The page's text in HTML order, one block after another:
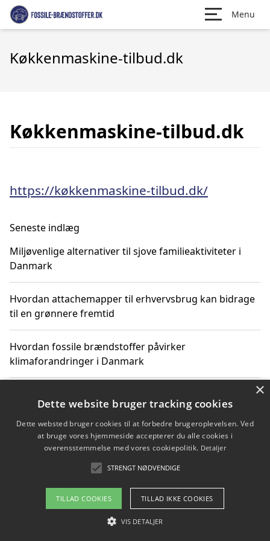
Menu
Køkkenmaskine-tilbud.dk
Køkkenmaskine-tilbud.dk
https://køkkenmaskine-tilbud.dk/
Seneste indlæg
Miljøvenlige alternativer til sjove familieaktiviteter i
Danmark
Hvordan attachemapper til erhvervsbrug kan bidrage
til en grønnere fremtid
Hvordan fossile brændstoffer påvirker
klimaforandringer i Danmark
klimaændringer
Hvordan citater om fossile brændstoffer kan ændre
Copyright 2026 - Pilanto Aps
Om / kontakt
×
Dette website bruger tracking cookies
Dette websted bruger cookies til at forbedre brugeroplevelsen. Ved
at bruge vores hjemmeside accepterer du alle cookies i
overensstemmelse med vores cookiepolitik. Detaljer
STRENGT NØDVENDIGE
TILLAD COOKIES TILLAD IKKE COOKIES
VIS DETALJER